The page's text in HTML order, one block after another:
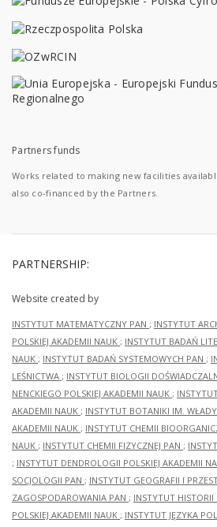
Partners funds
Works related to making new facilities
also co-financed by the Partners.
PARTNERSHIP:
Website created by
INSTYTUT MATEMATYCZNY PAN ; INSTYTUT
POLSKIEJ AKADEMII NAUK ; INSTYTUT BADAŃ
NAUK ; INSTYTUT BADAŃ SYSTEMOWYCH PAN ;
LEŚNICTWA ; INSTYTUT BIOLOGII
NENCKIEGO POLSKIEJ AKADEMII NAUK ;
AKADEMII NAUK ; INSTYTUT BOTANIKI IM.
AKADEMII NAUK ; INSTYTUT CHEMII
NAUK ; INSTYTUT CHEMII FIZYCZNEJ PAN ;
; INSTYTUT DENDROLOGII POLSKIEJ AKADEMII
SOCJOLOGII PAN ; INSTYTUT GEOGRAFII I
ZAGOSPODAROWANIA PAN ; INSTYTUT
POLSKIEJ AKADEMII NAUK ; INSTYTUT JĘZYKA